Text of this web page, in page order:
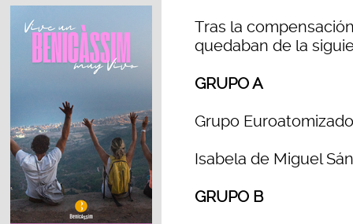
Tras la
quedaban de la
GRUPO A
Grupo
Isabela de Miguel
GRUPO B